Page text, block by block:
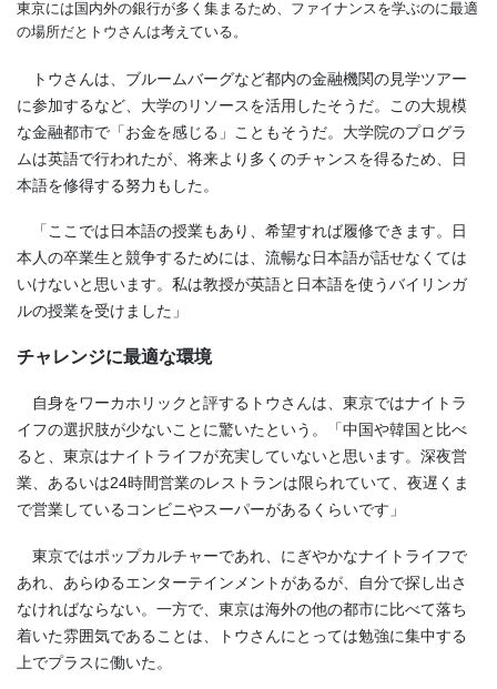
東京には国内外の銀行が多く集まるため、ファイナンスを学ぶのに最適
の場所だとトウさんは考えている。
トウさんは、ブルームバーグなど都内の金融機関の見学ツアー
に参加するなど、大学のリソースを活用したそうだ。この大規模
な金融都市で「お金を感じる」こともそうだ。大学院のプログラ
ムは英語で行われたが、将来より多くのチャンスを得るため、日
本語を修得する努力もした。
「ここでは日本語の授業もあり、希望すれば履修できます。日
本人の卒業生と競争するためには、流暢な日本語が話せなくては
いけないと思います。私は教授が英語と日本語を使うバイリンガ
ルの授業を受けました」
チャレンジに最適な環境
自身をワーカホリックと評するトウさんは、東京ではナイトラ
イフの選択肢が少ないことに驚いたという。「中国や韓国と比べ
ると、東京はナイトライフが充実していないと思います。深夜営
業、あるいは24時間営業のレストランは限られていて、夜遅くま
で営業しているコンビニやスーパーがあるくらいです」
東京ではポップカルチャーであれ、にぎやかなナイトライフで
あれ、あらゆるエンターテインメントがあるが、自分で探し出さ
なければならない。一方で、東京は海外の他の都市に比べて落ち
着いた雰囲気であることは、トウさんにとっては勉強に集中する
上でプラスに働いた。